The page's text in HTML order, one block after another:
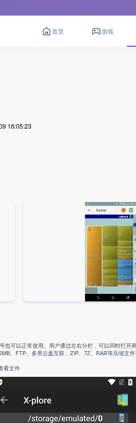
首页 游戏
16:05:23
也可以正常使用。用户通过左右分栏，可以同时打
、FTP、多类云盘互联，ZIP、7Z、RAR等压缩文
看文件